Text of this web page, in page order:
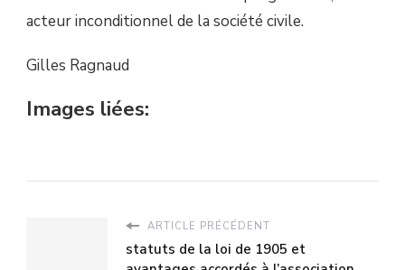
acteur inconditionnel de la société civile.
Gilles Ragnaud
Images liées:
ARTICLE PRÉCÉDENT
statuts de la loi de 1905 et